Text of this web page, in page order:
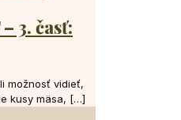
3. časť:
možnosť vidieť,
kusy mäsa, […]